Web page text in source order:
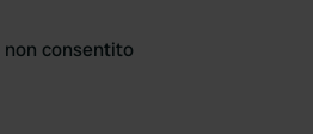
consentito